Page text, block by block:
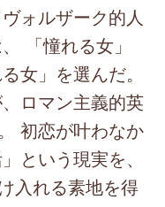
ォルザーク的人
「憧れる女」
女」を選んだ。
ロマン主義的英
初恋が叶わなか
という現実を、
入れる素地を得